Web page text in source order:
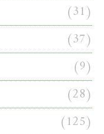
(31)
(37)
(9)
(28)
(125)